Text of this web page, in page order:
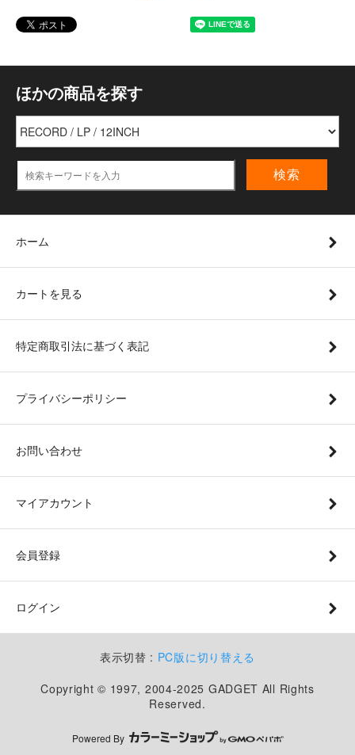
ほかの商品を探す
検索
ホーム
カートを見る
特定商取引法に基づく表記
プライバシーポリシー
お問い合わせ
マイアカウント
会員登録
ログイン
表示切替 : PC版に切り替える
Copyright © 1997, 2004-2025 GADGET All Rights
Reserved.
Powered By